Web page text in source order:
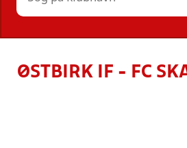
ØSTBIRK IF - FC